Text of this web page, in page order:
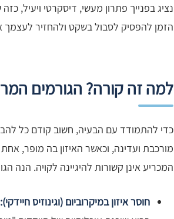
נציג בפנייך פתרון מעשי, דיסקרטי ויעיל,
הזמן להפסיק לסבול בשקט ולהחזיר לעצמך
למה זה קורה? הגורמים
כדי להתמודד עם הבעיה, חשוב קודם כל
מורכבת ועדינה, וכאשר האיזון בה מופר,
המכריע אינן קשורות להיגיינה לקויה. הנה
חוסר איזון במיקרוביום (וגינוזיס חיידקי):